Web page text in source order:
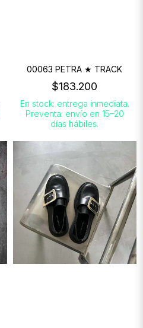
00063 PETRA ★ TRACK
$183.200
En stock: entrega inmediata.
Preventa: envío en 15–20
días hábiles.